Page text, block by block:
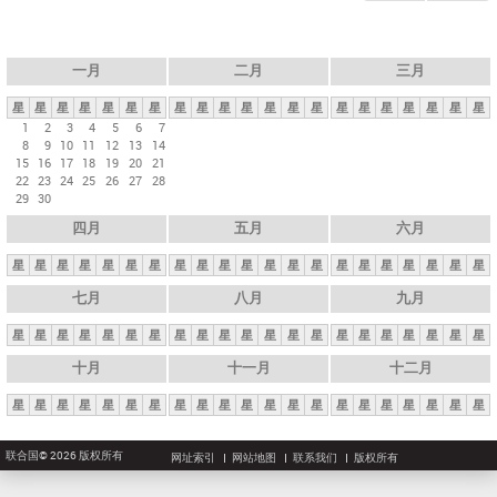
一月
星 星 星 星 星 星
星
1
2 3 4 5 6
7
8
9 10 11 12 13
14
15 16 17 18 19 20 21
22 23 24 25 26 27 28
29 30
二月
星 星 星 星 星 星 星
三月
星 星 星 星 星 星 星
四月
星 星 星 星 星 星 星
五月
星 星 星 星 星 星 星
六月
星 星 星 星 星 星 星
七月
星 星 星 星 星 星 星
八月
星 星 星 星 星 星 星
九月
星 星 星 星 星 星 星
十月
星 星 星 星 星 星 星
十一月
星 星 星 星 星 星 星
十二月
星 星 星 星 星 星 星
联合国© 2026 版权所有 网址索引 网站地图 联系我们 版权所有